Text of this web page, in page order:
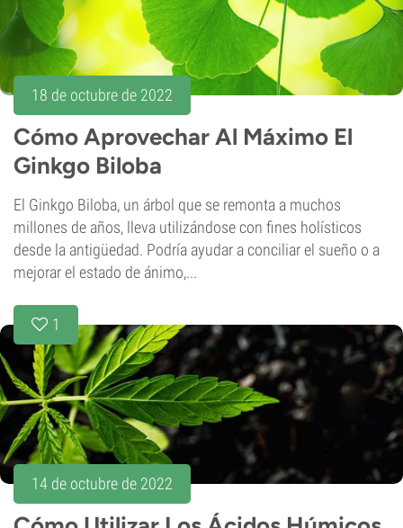
18 de octubre de 2022
Cómo Aprovechar Al Máximo El
Ginkgo Biloba
El Ginkgo Biloba, un árbol que se remonta a muchos
millones de años, lleva utilizándose con fines holísticos
desde la antigüedad. Podría ayudar a conciliar el sueño o a
mejorar el estado de ánimo,...
1
14 de octubre de 2022